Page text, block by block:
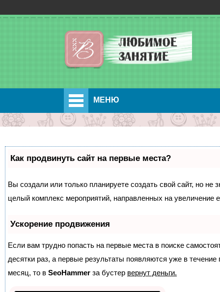
МЕНЮ
Как продвинуть сайт на первые места?
Вы создали или только планируете создать свой сайт, но не
целый комплекс мероприятий, направленных на увеличение
Ускорение продвижения
Если вам трудно попасть на первые места в поиске
десятки раз, а первые результаты появляются уже в
месяц, то в SeoHammer за бустер вернут деньги.